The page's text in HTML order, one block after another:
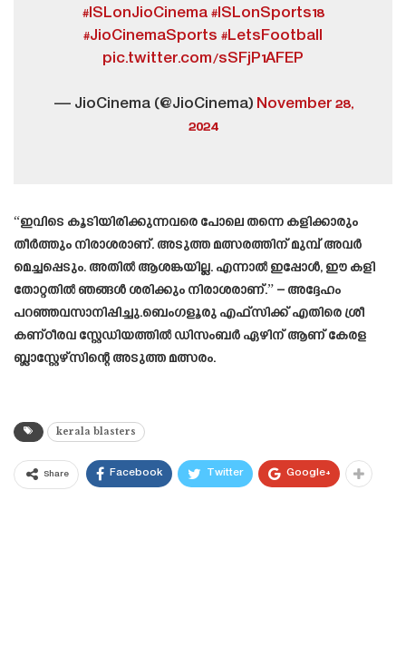
#ISLonJioCinema #ISLonSports18
#JioCinemaSports #LetsFootball
pic.twitter.com/sSFjP1AFEP
— JioCinema (@JioCinema) November 28,
2024
“ഇവിടെ കൂടിയിരിക്കുന്നവരെ പോലെ തന്നെ കളിക്കാരും
തീർത്തും നിരാശരാണ്. അടുത്ത മത്സരത്തിന് മുമ്പ് അവർ
മെച്ചപ്പെടും. അതിൽ ആശങ്കയില്ല. എന്നാൽ ഇപ്പോൾ, ഈ കളി
തോറ്റതിൽ ഞങ്ങൾ ശരിക്കും നിരാശരാണ്.” – അദ്ദേഹം
പറഞ്ഞവസാനിപ്പിച്ചു.ബെംഗളൂരു എഫ്‌സിക്ക് എതിരെ ശ്രീ
കണ്ഠീരവ സ്റ്റേഡിയത്തിൽ ഡിസംബർ ഏഴിന് ആണ് കേരള
ബ്ലാസ്റ്റേഴ്സിന്റെ അടുത്ത മത്സരം.
kerala blasters
Share Facebook Twitter Google+